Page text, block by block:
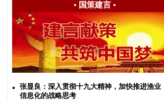
• 国策建言•
张显良：深入贯彻十九大精神，加快推进渔业
信息化的战略思考